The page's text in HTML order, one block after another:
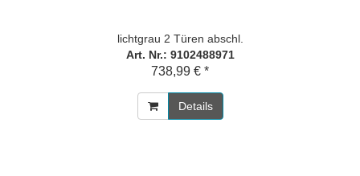
lichtgrau 2 Türen abschl.
Art. Nr.: 9102488971
738,99 € *
Details